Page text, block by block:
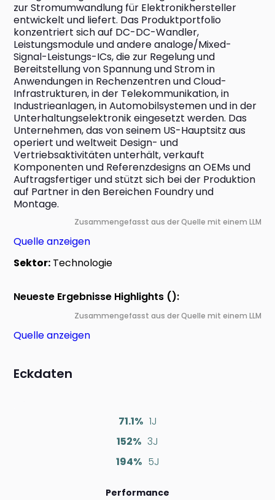
zur Stromumwandlung für Elektronikhersteller
entwickelt und liefert. Das Produktportfolio
konzentriert sich auf DC-DC-Wandler,
Leistungsmodule und andere analoge/Mixed-
Signal-Leistungs-ICs, die zur Regelung und
Bereitstellung von Spannung und Strom in
Anwendungen in Rechenzentren und Cloud-
Infrastrukturen, in der Telekommunikation, in
Industrieanlagen, in Automobilsystemen und in der
Unterhaltungselektronik eingesetzt werden. Das
Unternehmen, das von seinem US-Hauptsitz aus
operiert und weltweit Design- und
Vertriebsaktivitäten unterhält, verkauft
Komponenten und Referenzdesigns an OEMs und
Auftragsfertiger und stützt sich bei der Produktion
auf Partner in den Bereichen Foundry und
Montage.
Zusammengefasst aus der Quelle mit einem LLM
Quelle anzeigen
Sektor: Technologie
Neueste Ergebnisse Highlights ():
Zusammengefasst aus der Quelle mit einem LLM
Quelle anzeigen
Eckdaten
71.1% 1J
152% 3J
194% 5J
Performance